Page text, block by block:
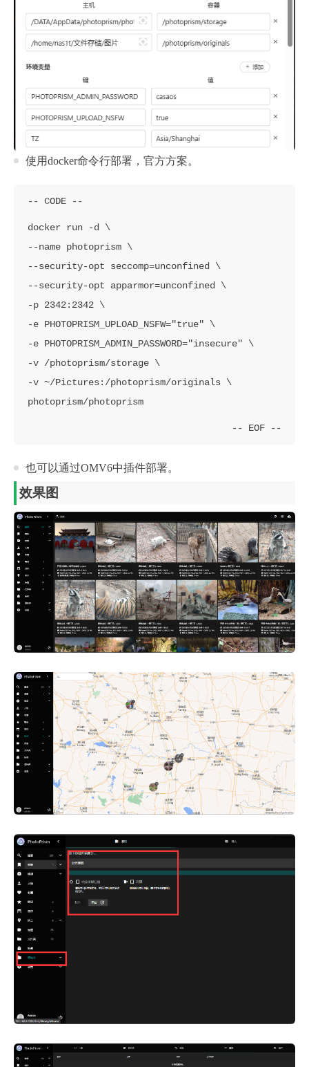
使用docker命令行部署，官方方案。
docker run -d \
--name photoprism \
--security-opt seccomp=unconfined \
--security-opt apparmor=unconfined \
-p 2342:2342 \
-e PHOTOPRISM_UPLOAD_NSFW="true" \
-e PHOTOPRISM_ADMIN_PASSWORD="insecure" \
-v /photoprism/storage \
-v ~/Pictures:/photoprism/originals \
也可以通过OMV6中插件部署。
效果图